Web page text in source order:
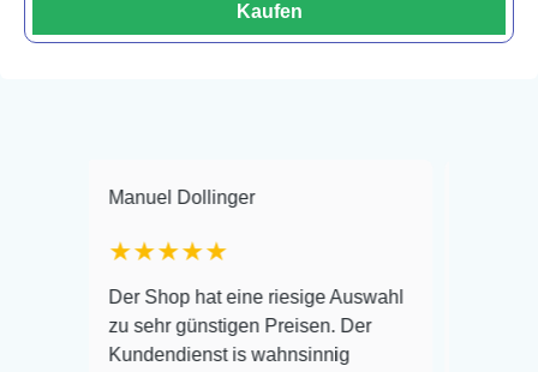
Kaufen
Manuel Dollinger
★★★★★
Der Shop hat eine riesige Auswahl
zu sehr günstigen Preisen. Der
Kundendienst is wahnsinnig
Auswahl plus